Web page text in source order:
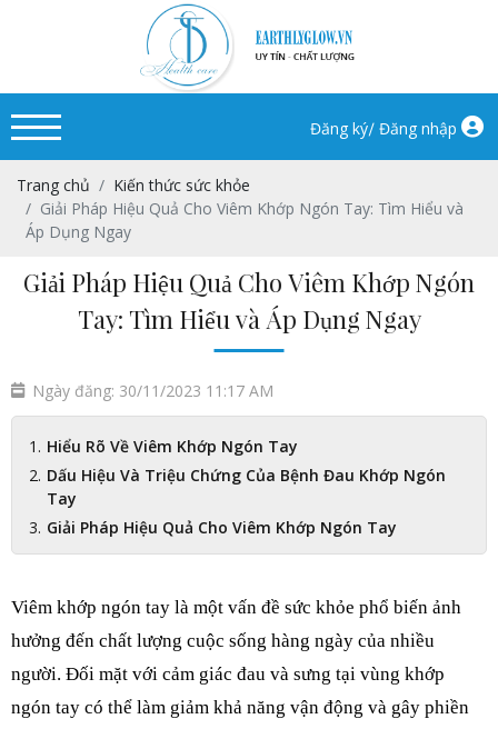
Đăng ký/ Đăng nhập
Trang chủ
Kiến thức sức khỏe
Giải Pháp Hiệu Quả Cho Viêm Khớp Ngón Tay: Tìm Hiểu và
Áp Dụng Ngay
Giải Pháp Hiệu Quả Cho Viêm Khớp Ngón
Tay: Tìm Hiểu và Áp Dụng Ngay
Ngày đăng: 30/11/2023 11:17 AM
Hiểu Rõ Về Viêm Khớp Ngón Tay
Dấu Hiệu Và Triệu Chứng Của Bệnh Đau Khớp Ngón
Tay
Giải Pháp Hiệu Quả Cho Viêm Khớp Ngón Tay
Viêm khớp ngón tay là một vấn đề sức khỏe phổ biến ảnh
hưởng đến chất lượng cuộc sống hàng ngày của nhiều
người. Đối mặt với cảm giác đau và sưng tại vùng khớp
ngón tay có thể làm giảm khả năng vận động và gây phiền